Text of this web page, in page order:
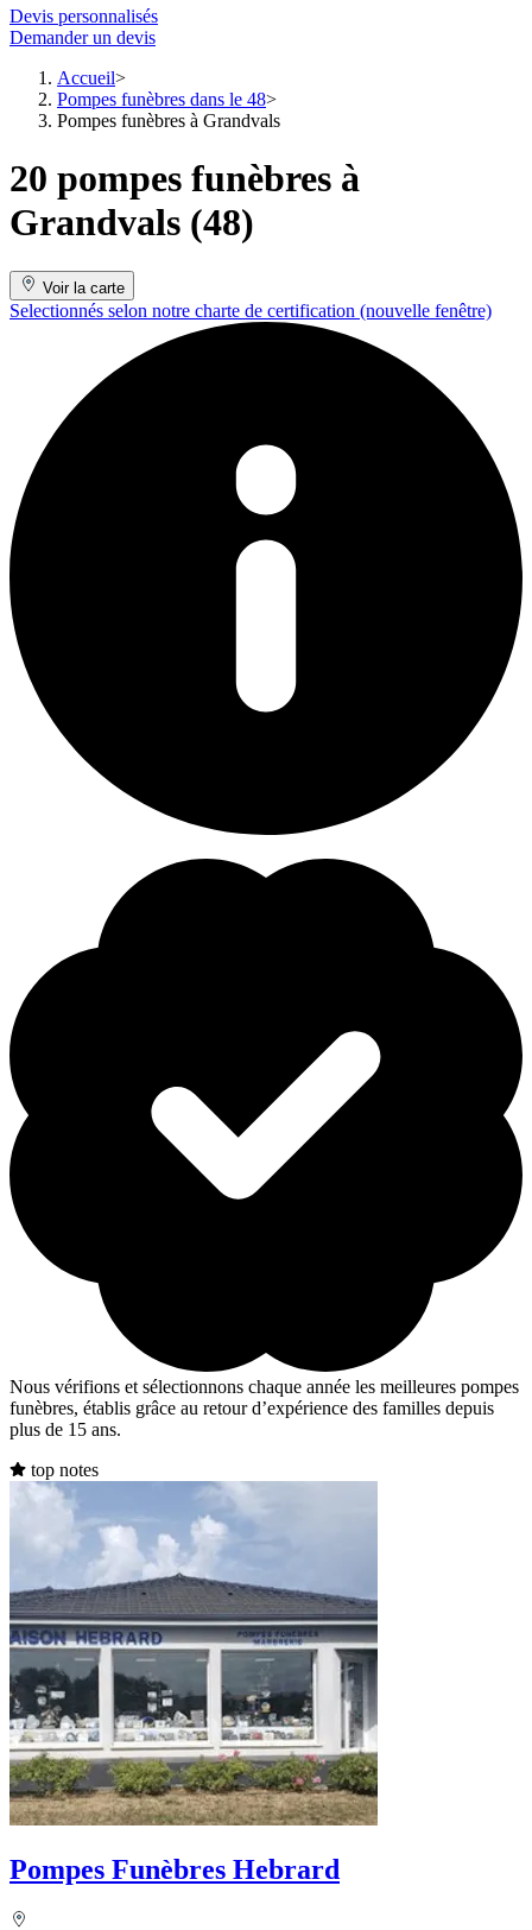
Devis personnalisés
Demander un devis
Accueil
Pompes funèbres dans le 48
Pompes funèbres à Grandvals
20 pompes funèbres à
Grandvals (48)
Voir la carte
Selectionnés selon notre charte de certification (nouvelle fenêtre)
Nous vérifions et sélectionnons chaque année les meilleures pompes
funèbres, établis grâce au retour d’expérience des familles depuis
plus de 15 ans.
top notes
Pompes Funèbres Hebrard